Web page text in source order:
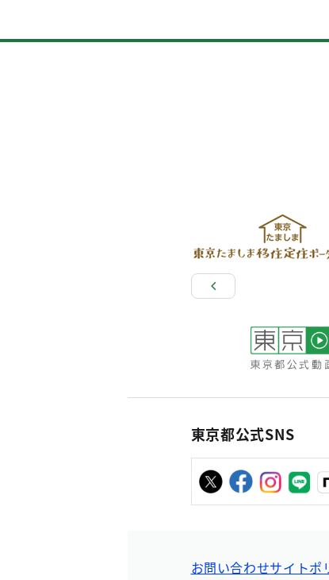
東京都公式SNS
お問い合わせサイトポ